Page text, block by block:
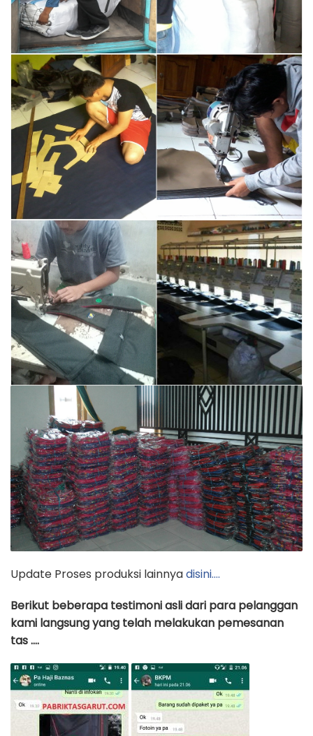
Update Proses produksi lainnyadisini….
Berikut beberapa testimoni asli dari para pelanggan
kami langsung yang telah melakukan pemesanan
tas ….